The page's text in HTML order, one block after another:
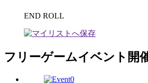
END ROLL
フリーゲームイベント開